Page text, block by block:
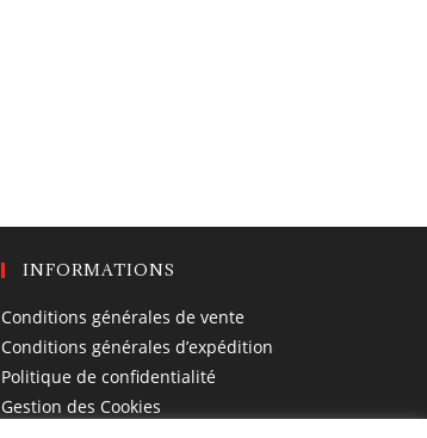
INFORMATIONS
Conditions générales de vente
Conditions générales d’expédition
Politique de confidentialité
Gestion des Cookies